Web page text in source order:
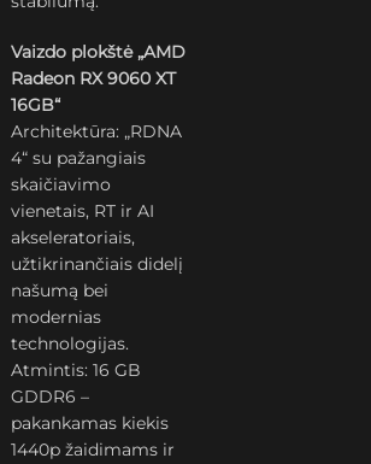
Vaizdo plokštė „AMD
Radeon RX 9060 XT
16GB“
Architektūra: „RDNA
4“ su pažangiais
skaičiavimo
vienetais, RT ir AI
akseleratoriais,
užtikrinančiais didelį
našumą bei
modernias
technologijas.
Atmintis: 16 GB
GDDR6 –
pakankamas kiekis
1440p žaidimams ir